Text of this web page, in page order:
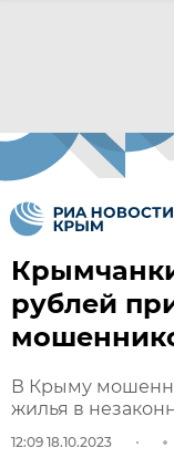
рублей
В Крыму
жилья в
12:09 18.10.2023